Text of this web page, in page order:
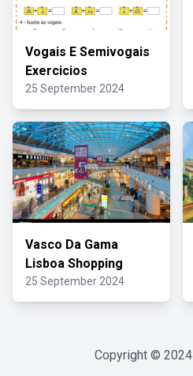
Vogais E Semivogais
Exercicios
25 September 2024
Vasco Da Gama
Lisboa Shopping
25 September 2024
Copyright © 2024